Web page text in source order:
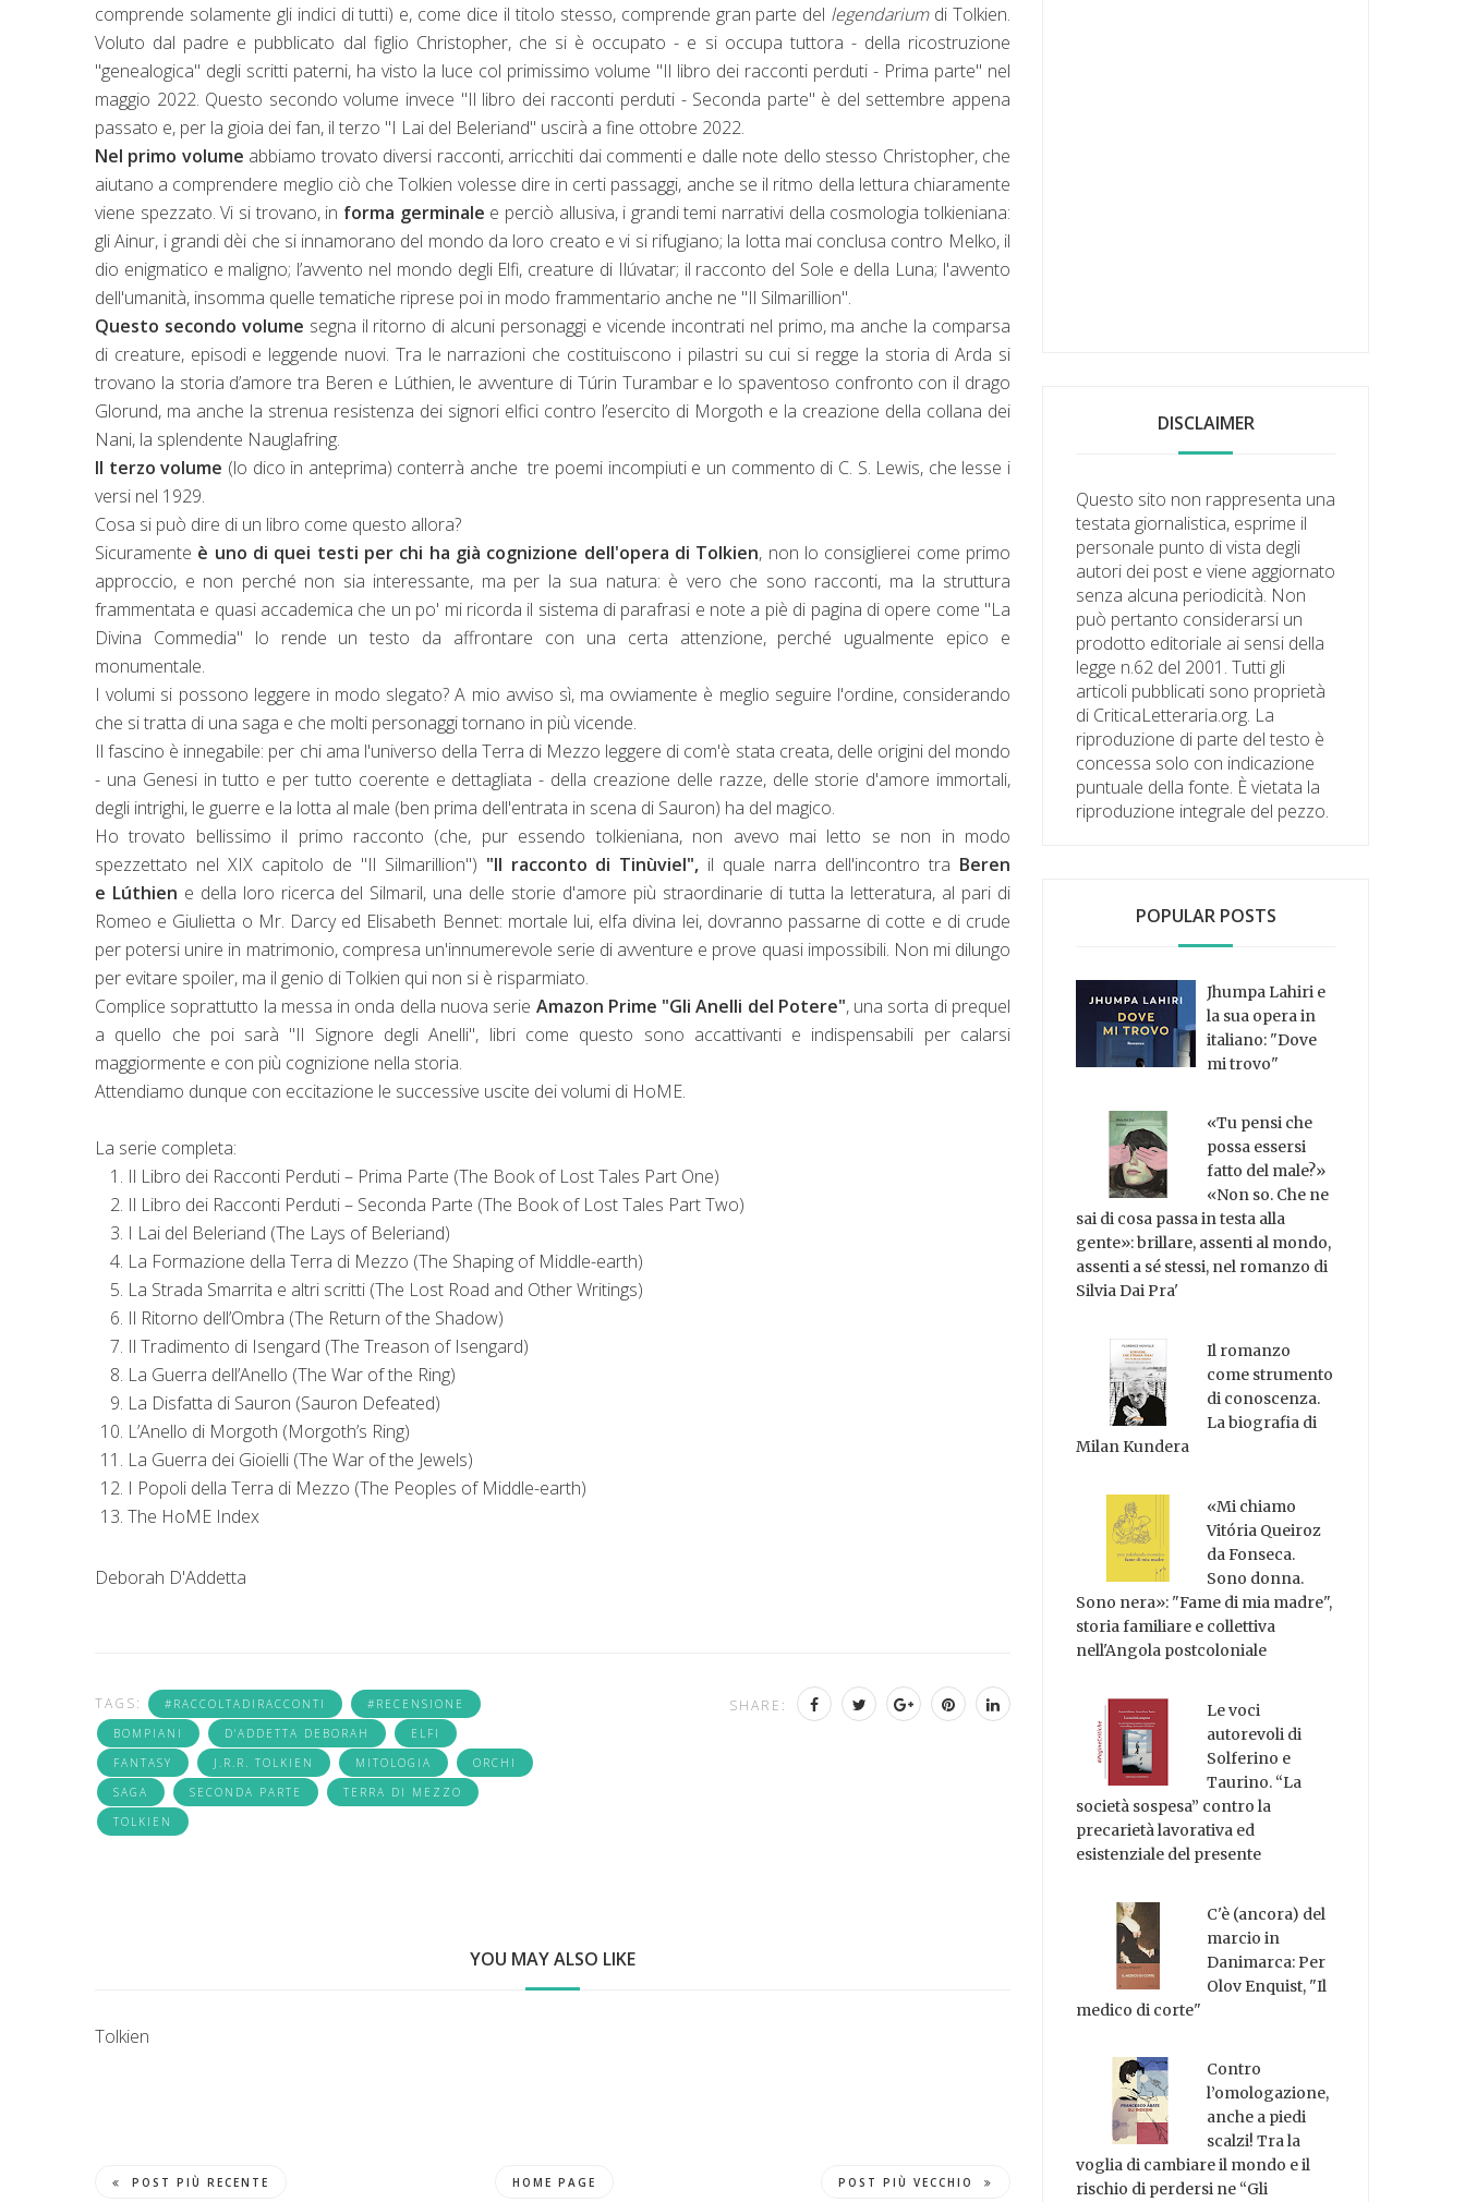
comprende solamente gli indici di tutti) e, come dice il titolo stesso, comprende gran parte del legendariumdi Tolkien.
Voluto dal padre e pubblicato dal figlio Christopher, che si è occupato - e si occupa tuttora - della ricostruzione
"genealogica" degli scritti paterni, ha visto la luce col primissimo volume "Il libro dei racconti perduti - Prima parte" nel
maggio 2022. Questo secondo volume invece "Il libro dei racconti perduti - Seconda parte" è del settembre appena
passato e, per la gioia dei fan, il terzo "I Lai del Beleriand" uscirà a fine ottobre 2022.
Nel primo volume abbiamo trovato diversi racconti, arricchiti dai commenti e dalle note dello stesso Christopher, che
aiutano a comprendere meglio ciò che Tolkien volesse dire in certi passaggi, anche se il ritmo della lettura chiaramente
viene spezzato. Vi si trovano, in forma germinale e perciò allusiva, i grandi temi narrativi della cosmologia tolkieniana:
gli Ainur, i grandi dèi che si innamorano del mondo da loro creato e vi si rifugiano; la lotta mai conclusa contro Melko, il
dio enigmatico e maligno; l’avvento nel mondo degli Elfi, creature di Ilúvatar; il racconto del Sole e della Luna; l'avvento
dell'umanità, insomma quelle tematiche riprese poi in modo frammentario anche ne "Il Silmarillion".
Questo secondo volume segna il ritorno di alcuni personaggi e vicende incontrati nel primo, ma anche la comparsa
di creature, episodi e leggende nuovi. Tra le narrazioni che costituiscono i pilastri su cui si regge la storia di Arda si
trovano la storia d’amore tra Beren e Lúthien, le avventure di Túrin Turambar e lo spaventoso confronto con il drago
Glorund, ma anche la strenua resistenza dei signori elfici contro l’esercito di Morgoth e la creazione della collana dei
Nani, la splendente Nauglafring.
Il terzo volume (lo dico in anteprima) conterrà anche tre poemi incompiuti e un commento di C. S. Lewis, che lesse i
versi nel 1929.
Cosa si può dire di un libro come questo allora?
Sicuramente è uno di quei testi per chi ha già cognizione dell'opera di Tolkien, non lo consiglierei come primo
approccio, e non perché non sia interessante, ma per la sua natura: è vero che sono racconti, ma la struttura
frammentata e quasi accademica che un po' mi ricorda il sistema di parafrasi e note a piè di pagina di opere come "La
Divina Commedia" lo rende un testo da affrontare con una certa attenzione, perché ugualmente epico e
monumentale.
I volumi si possono leggere in modo slegato? A mio avviso sì, ma ovviamente è meglio seguire l'ordine, considerando
che si tratta di una saga e che molti personaggi tornano in più vicende.
Il fascino è innegabile: per chi ama l'universo della Terra di Mezzo leggere di com'è stata creata, delle origini del mondo
- una Genesi in tutto e per tutto coerente e dettagliata - della creazione delle razze, delle storie d'amore immortali,
degli intrighi, le guerre e la lotta al male (ben prima dell'entrata in scena di Sauron) ha del magico.
Ho trovato bellissimo il primo racconto (che, pur essendo tolkieniana, non avevo mai letto se non in modo
spezzettato nel XIX capitolo de "Il Silmarillion") "Il racconto di Tinùviel", il quale narra dell'incontro tra Beren
e Lúthien e della loro ricerca del Silmaril, una delle storie d'amore più straordinarie di tutta la letteratura, al pari di
Romeo e Giulietta o Mr. Darcy ed Elisabeth Bennet: mortale lui, elfa divina lei, dovranno passarne di cotte e di crude
per potersi unire in matrimonio, compresa un'innumerevole serie di avventure e prove quasi impossibili. Non mi dilungo
per evitare spoiler, ma il genio di Tolkien qui non si è risparmiato.
Complice soprattutto la messa in onda della nuova serie Amazon Prime "Gli Anelli del Potere", una sorta di prequel
a quello che poi sarà "Il Signore degli Anelli", libri come questo sono accattivanti e indispensabili per calarsi
maggiormente e con più cognizione nella storia.
Attendiamo dunque con eccitazione le successive uscite dei volumi di HoME.
La serie completa:
Il Libro dei Racconti Perduti – Prima Parte (The Book of Lost Tales Part One)
Il Libro dei Racconti Perduti – Seconda Parte (The Book of Lost Tales Part Two)
I Lai del Beleriand (The Lays of Beleriand)
La Formazione della Terra di Mezzo (The Shaping of Middle-earth)
La Strada Smarrita e altri scritti (The Lost Road and Other Writings)
Il Ritorno dell’Ombra (The Return of the Shadow)
Il Tradimento di Isengard (The Treason of Isengard)
La Guerra dell’Anello (The War of the Ring)
La Disfatta di Sauron (Sauron Defeated)
L’Anello di Morgoth (Morgoth’s Ring)
La Guerra dei Gioielli (The War of the Jewels)
I Popoli della Terra di Mezzo (The Peoples of Middle-earth)
The HoME Index
Deborah D'Addetta
TAGS: #RACCOLTADIRACCONTI
#RECENSIONE
BOMPIANI
D'ADDETTA DEBORAH
ELFI
FANTASY
J.R.R. TOLKIEN MITOLOGIA
ORCHI
SAGA
SECONDA PARTE
TERRA DI MEZZO
TOLKIEN
SHARE:
YOU MAY ALSO LIKE
Tolkien
POST PIÙ RECENTE HOME PAGE POST PIÙ VECCHIO
DISCLAIMER
Questo sito non rappresenta una
testata giornalistica, esprime il
personale punto di vista degli
autori dei post e viene aggiornato
senza alcuna periodicità. Non
può pertanto considerarsi un
prodotto editoriale ai sensi della
legge n.62 del 2001. Tutti gli
articoli pubblicati sono proprietà
di CriticaLetteraria.org. La
riproduzione di parte del testo è
concessa solo con indicazione
puntuale della fonte. È vietata la
riproduzione integrale del pezzo.
POPULAR POSTS
Jhumpa Lahiri e
la sua opera in
italiano: "Dove
mi trovo"
«Tu pensi che
possa essersi
fatto del male?»
«Non so. Che ne
sai di cosa passa in testa alla
gente»: brillare, assenti al mondo,
assenti a sé stessi, nel romanzo di
Silvia Dai Pra'
Il romanzo
come strumento
di conoscenza.
La biografia di
Milan Kundera
«Mi chiamo
Vitória Queiroz
da Fonseca.
Sono donna.
Sono nera»: "Fame di mia madre",
storia familiare e collettiva
nell'Angola postcoloniale
Le voci
autorevoli di
Solferino e
Taurino. “La
società sospesa” contro la
precarietà lavorativa ed
esistenziale del presente
C'è (ancora) del
marcio in
Danimarca: Per
Olov Enquist, "Il
medico di corte"
Contro
l’omologazione,
anche a piedi
scalzi! Tra la
voglia di cambiare il mondo e il
rischio di perdersi ne “Gli